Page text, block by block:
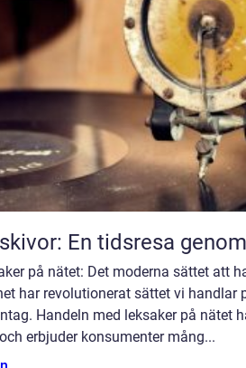
En tidsresa
på nätet: Det moderna sättet att
har revolutionerat sättet vi handlar
Handeln med leksaker på nätet
erbjuder konsumenter mång...